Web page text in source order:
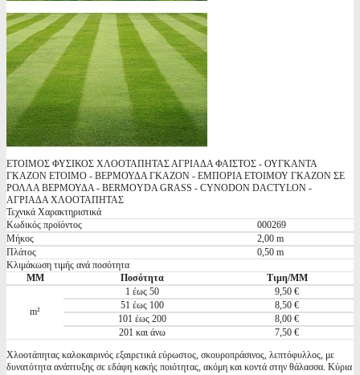
ΕΤΟΙΜΟΣ ΦΥΣΙΚΟΣ ΧΛΟΟΤΑΠΗΤΑΣ ΑΓΡΙΑΔΑ ΦΑΙΣΤΟΣ - ΟΥΓΚΑΝΤΑ
ΓΚΑΖΟΝ ΕΤΟΙΜΟ - ΒΕΡΜΟΥΔΑ ΓΚΑΖΟΝ - ΕΜΠΟΡΙΑ ΕΤΟΙΜΟΥ ΓΚΑΖΟΝ ΣΕ
ΡΟΛΛΑ ΒΕΡΜΟΥΔΑ - BERMOYDA GRASS - CYNODON DACTYLON -
ΑΓΡΙΑΔΑ ΧΛΟΟΤΑΠΗΤΑΣ
Τεχνικά Χαρακτηριστικά
Κωδικός προϊόντος
000269
Μήκος
2,00 m
Πλάτος
0,50 m
Κλιμάκωση τιμής ανά ποσότητα
ΜΜ
Ποσότητα Τιμη/ΜΜ
m²
1 έως 50
9,50 €
51 έως 100
8,50 €
101 έως 200
8,00 €
201 και άνω
7,50 €
Χλοοτάπητας καλοκαιρινός εξαιρετικά εύρωστος, σκουροπράσινος, λεπτόφυλλος, με
δυνατότητα ανάπτυξης σε εδάφη κακής ποιότητας, ακόμη και κοντά στην θάλασσα. Κύρια